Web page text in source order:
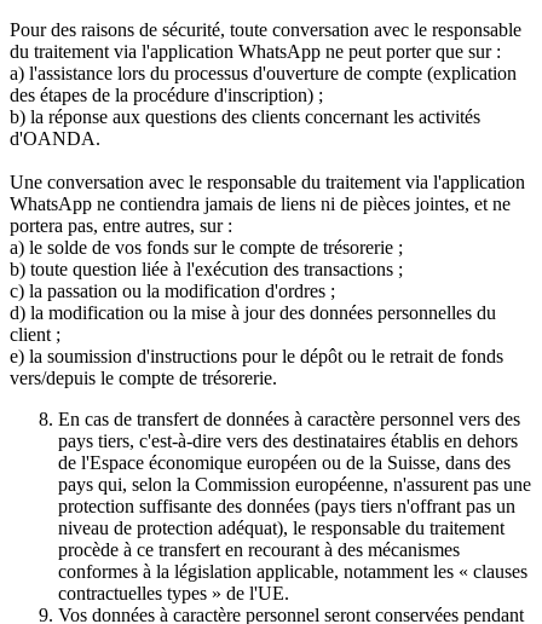
Pour des raisons de sécurité, toute conversation avec le responsable
du traitement via l'application WhatsApp ne peut porter que sur :
a) l'assistance lors du processus d'ouverture de compte (explication
des étapes de la procédure d'inscription) ;
b) la réponse aux questions des clients concernant les activités
d'OANDA.
Une conversation avec le responsable du traitement via l'application
WhatsApp ne contiendra jamais de liens ni de pièces jointes, et ne
portera pas, entre autres, sur :
a) le solde de vos fonds sur le compte de trésorerie ;
b) toute question liée à l'exécution des transactions ;
c) la passation ou la modification d'ordres ;
d) la modification ou la mise à jour des données personnelles du
client ;
e) la soumission d'instructions pour le dépôt ou le retrait de fonds
vers/depuis le compte de trésorerie.
En cas de transfert de données à caractère personnel vers des
pays tiers, c'est-à-dire vers des destinataires établis en dehors
de l'Espace économique européen ou de la Suisse, dans des
pays qui, selon la Commission européenne, n'assurent pas une
protection suffisante des données (pays tiers n'offrant pas un
niveau de protection adéquat), le responsable du traitement
procède à ce transfert en recourant à des mécanismes
conformes à la législation applicable, notamment les « clauses
contractuelles types » de l'UE.
Vos données à caractère personnel seront conservées pendant